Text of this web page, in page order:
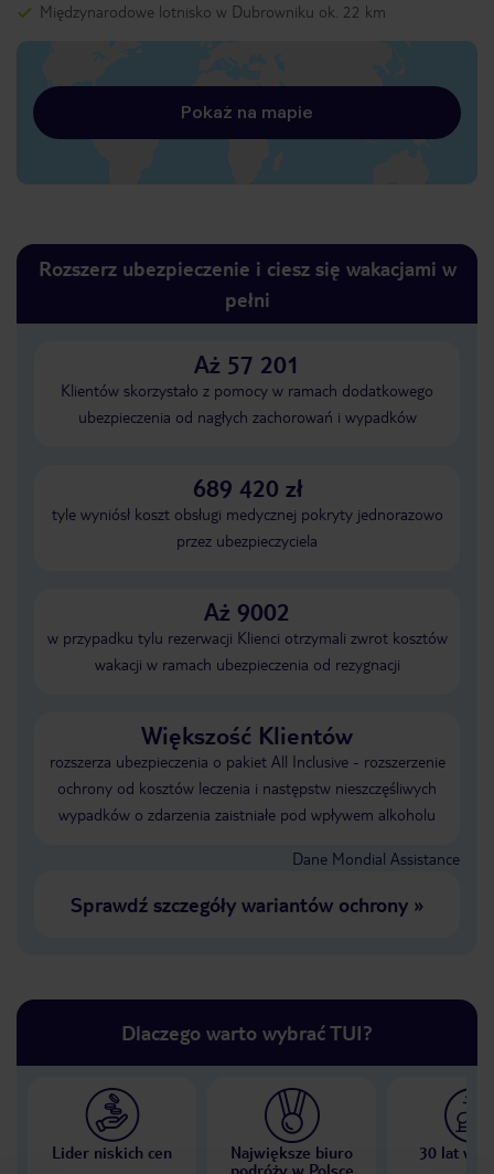
Międzynarodowe lotnisko w Dubrowniku ok. 22 km
Pokaż na mapie
Rozszerz ubezpieczenie i ciesz się wakacjami w
pełni
Aż 57 201
Klientów skorzystało z pomocy w ramach dodatkowego
ubezpieczenia od nagłych zachorowań i wypadków
689 420 zł
tyle wyniósł koszt obsługi medycznej pokryty jednorazowo
przez ubezpieczyciela
Aż 9002
w przypadku tylu rezerwacji Klienci otrzymali zwrot kosztów
wakacji w ramach ubezpieczenia od rezygnacji
Większość Klientów
rozszerza ubezpieczenia o pakiet All Inclusive - rozszerzenie
ochrony od kosztów leczenia i następstw nieszczęśliwych
wypadków o zdarzenia zaistniałe pod wpływem alkoholu
Dane Mondial Assistance
Sprawdź szczegóły wariantów ochrony»
Dlaczego warto wybrać TUI?
Lider niskich cen
Największe biuro
podróży w Polsce
30 lat w